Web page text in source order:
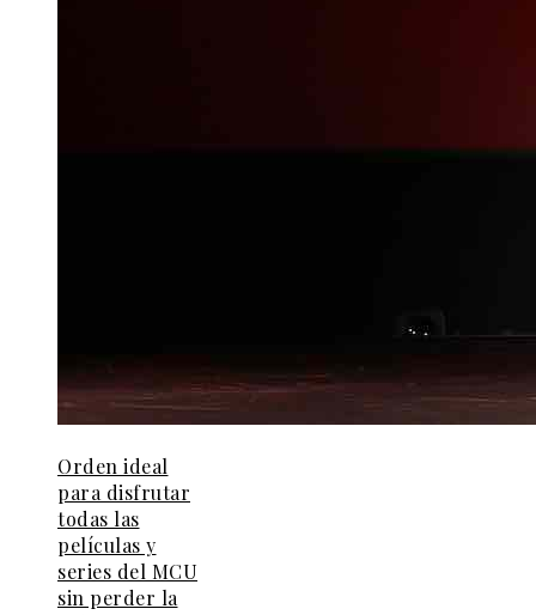
Orden ideal
para disfrutar
todas las
películas y
series del MCU
sin perder la